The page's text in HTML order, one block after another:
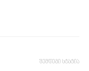
შემდეგი სტატია